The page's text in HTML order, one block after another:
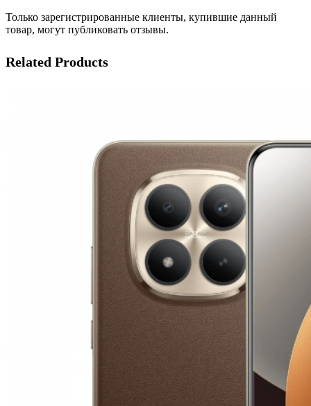
Только зарегистрированные клиенты, купившие данный
товар, могут публиковать отзывы.
Related Products